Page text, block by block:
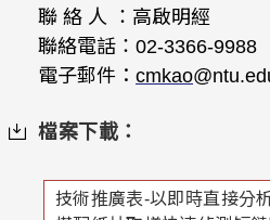
聯 絡 人 ：高啟明經
聯絡電話：02-3366-9988
電子郵件： cmkao
檔案下載：
技術推廣表-以即時直接分